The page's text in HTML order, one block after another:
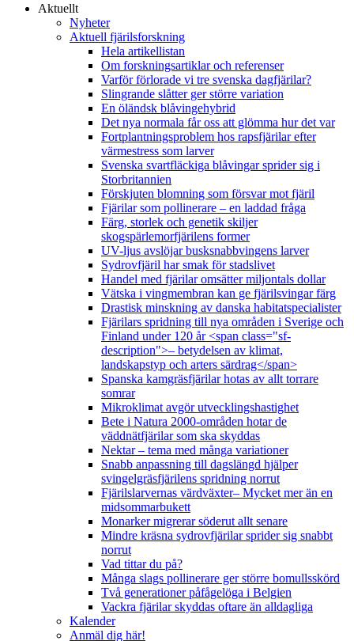
Aktuellt
Nyheter
Aktuell fjärilsforskning
Hela artikellistan
Om forskningsartiklar och referenser
Varför förlorade vi tre svenska dagfjärilar?
Slingrande slåtter ger större variation
En öländsk blåvingehybrid
Det nya normala får oss att glömma hur det var
Fortplantningsproblem hos rapsfjärilar efter
värmestress som larver
Svenska svartfläckiga blåvingar sprider sig i
Storbritannien
Förskjuten blomning som försvar mot fjäril
Fjärilar som pollinerare – en laddad fråga
Färg, storlek och genetik skiljer
skogspärlemorfjärilens former
UV-ljus avslöjar busksnabbvingens larver
Sydrovfjäril har smak för stadslivet
Handel med fjärilar omsätter miljontals dollar
Vätska i vingmembran kan ge fjärilsvingar färg
Drastisk minskning av danska habitatspecialister
Fjärilars spridning till nya områden i Sverige och
Finland under 120 år <span class="sf-
description">– betydelsen av klimat,
landskapstyp och arters särdrag</span>
Spanska kamgräsfjärilar hotas av allt torrare
somrar
Mikroklimat avgör utvecklingshastighet
Bete i Natura 2000-områden hotar de
väddnätfjärilar som ska skyddas
Nektar – tema med många variationer
Snabb anpassning till dagslängd hjälper
svingelgräsfjärilens spridning norrut
Fjärilslarvernas värdväxter– Mycket mer än en
midsommarbukett
Monarker migrerar söderut allt senare
Mindre kräsna sydrovfjärilar sprider sig snabbt
norrut
Vad tittar du på?
Många slags pollinerare ger större bomullsskörd
Två generationer påfågelöga i Belgien
Vackra fjärilar skyddas oftare än alldagliga
Kalender
Anmäl dig här!